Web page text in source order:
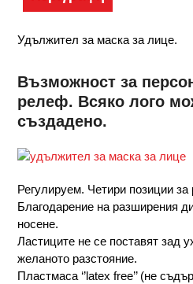
Удължител за маска за лице.
Възможност за
релеф. Всяко лого
създадено.
Регулируем. Четири позиции
Благодарение на разширения
носене.
Ластиците не се поставят зад
желаното разстояние.
Пластмаса ‘’latex free’’ (не